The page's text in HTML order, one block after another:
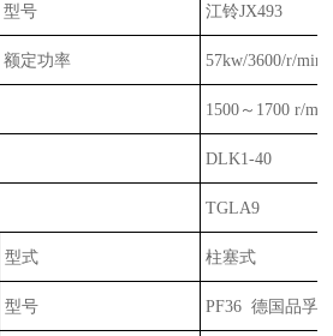
型号 江铃JX493
额定功率 57kw/3600/r/min
1500 ～ 1700 r/min
DLK1-40
TGLA9
型式 柱塞式
型号 PF36 德国品孚